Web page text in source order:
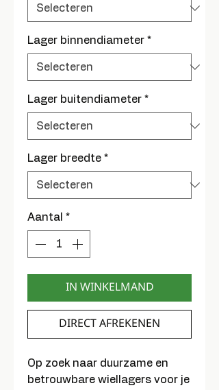
Lager binnendiameter *
Lager buitendiameter *
Lager breedte *
Aantal *
IN WINKELMAND
DIRECT AFREKENEN
Op zoek naar duurzame en
betrouwbare wiellagers voor je